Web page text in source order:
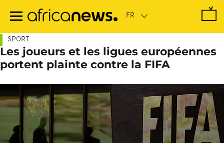
contenu
SPORT
Les joueurs et les ligues européennes
portent plainte contre la FIFA